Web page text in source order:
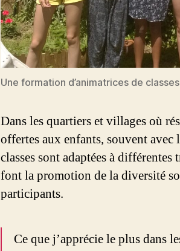
Une formation d’animatrices de
Dans les quartiers et villages où
offertes aux enfants, souvent avec
classes sont adaptées à différentes
font la promotion de la diversité
participants.
Ce que j’apprécie le plus dans